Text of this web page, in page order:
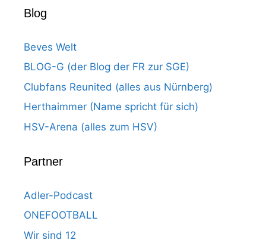
Blog
Beves Welt
BLOG-G (der Blog der FR zur SGE)
Clubfans Reunited (alles aus Nürnberg)
Herthaimmer (Name spricht für sich)
HSV-Arena (alles zum HSV)
Partner
Adler-Podcast
ONEFOOTBALL
Wir sind 12